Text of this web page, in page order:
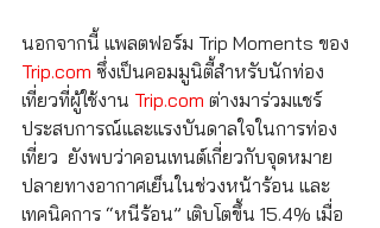
นอกจากนี้ แพลตฟอร์ม Trip Moments ของ
Trip.com ซึ่งเป็นคอมมูนิตี้สำหรับนักท่อง
เที่ยวที่ผู้ใช้งาน Trip.com ต่างมาร่วมแชร์
ประสบการณ์และแรงบันดาลใจในการท่อง
เที่ยว  ยังพบว่าคอนเทนต์เกี่ยวกับจุดหมาย
ปลายทางอากาศเย็นในช่วงหน้าร้อน และ
เทคนิคการ “หนีร้อน” เติบโตขึ้น 15.4% เมื่อ